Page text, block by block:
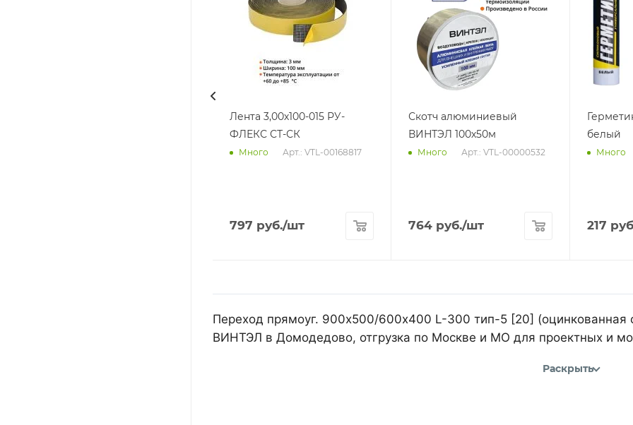
Лента 3,00х100-015 РУ-
ФЛЕКС СТ-СК
Много Арт.: VTL-00168817
797 руб./шт
Скотч алюминиевый
ВИНТЭЛ 100х50м
Много Арт.: VTL-00000532
764 руб./шт
белый
Много
217
Переход прямоуг. 900х500/600х400 L-300 тип-5 [20] (оцинкованная
ВИНТЭЛ в Домодедово, отгрузка по Москве и МО для проектных и
Раскрыть